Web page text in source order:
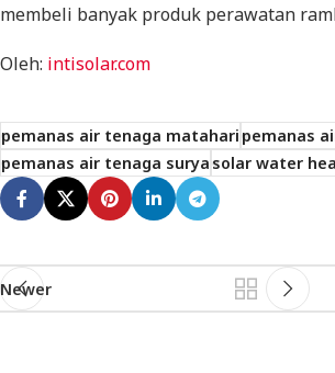
membeli banyak produk perawatan
Oleh: intisolar.com
pemanas air tenaga mataharipemanas
pemanas air tenaga suryasolar water
Newer